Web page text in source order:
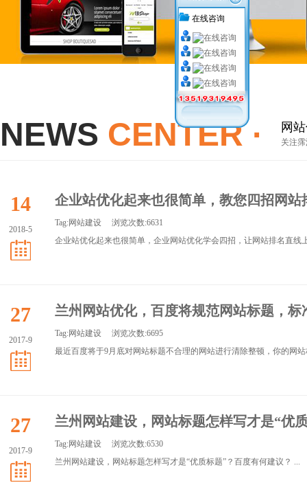
NEWS CENTER · 网
关注
14
2018-5
企业站优化起来也很简单，教您四招网站
Tag:网站建设 浏览次数:6631
企业站优化起来也很简单，企业网站优化学会四招，让网站排名直线
27
2017-9
兰州网站优化，百度将规范网站标题，标
Tag:网站建设 浏览次数:6695
最近百度将于9月底对网站标题不合理的网站进行清除整顿，你的网
27
2017-9
兰州网站建设，网站标题怎样写才是“优
Tag:网站建设 浏览次数:6530
兰州网站建设，网站标题怎样写才是“优质标题”？百度有何建议？ ...
在线咨询